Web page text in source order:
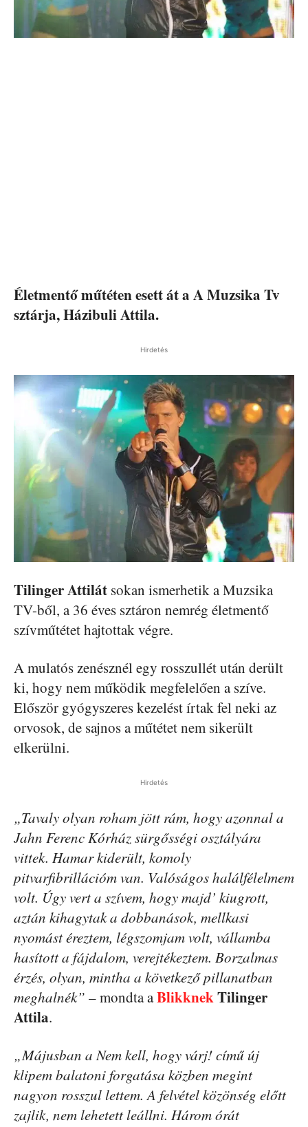
Életmentő műtéten esett át a A Muzsika Tv
sztárja, Házibuli Attila.
Hirdetés
Tilinger Attilát sokan ismerhetik a Muzsika
TV-ből, a 36 éves sztáron nemrég életmentő
szívműtétet hajtottak végre.
A mulatós zenésznél egy rosszullét után derült
ki, hogy nem működik megfelelően a szíve.
Először gyógyszeres kezelést írtak fel neki az
orvosok, de sajnos a műtétet nem sikerült
elkerülni.
Hirdetés
„Tavaly olyan roham jött rám, hogy azonnal a
Jahn Ferenc Kórház sürgősségi osztályára
vittek. Hamar kiderült, komoly
pitvarfibrillációm van. Valóságos halálfélelmem
volt. Úgy vert a szívem, hogy majd’ kiugrott,
aztán kihagytak a dobbanások, mellkasi
nyomást éreztem, légszomjam volt, vállamba
hasított a fájdalom, verejtékeztem. Borzalmas
érzés, olyan, mintha a következő pillanatban
meghalnék” – mondta aBlikknekTilinger
Attila.
„Májusban a Nem kell, hogy várj! című új
klipem balatoni forgatása közben megint
nagyon rosszul lettem. A felvétel közönség előtt
zajlik, nem lehetett leállni. Három órát